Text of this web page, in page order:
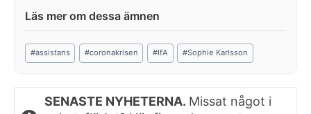
Post
Tags:
#assistans #coronakrisen #IfA #Sophie Karlsson
SENASTE NYHETERNA. Missat något i